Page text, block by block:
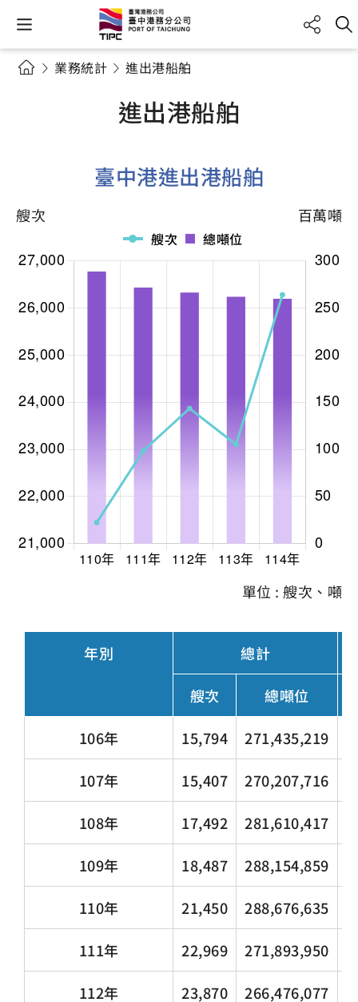
業務統計 進出港船舶
進出港船舶
臺中港進出港船舶
艘次 百萬噸
艘次 總噸位
單位 : 艘次、噸
年別 總計
艘次 總噸位
106年 15,794 271,435,219
107年 15,407 270,207,716
108年 17,492 281,610,417
109年 18,487 288,154,859
110年 21,450 288,676,635
111年 22,969 271,893,950
112年 23,870 266,476,077